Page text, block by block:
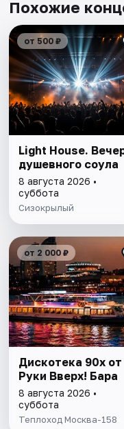
Похожие
от 500 ₽
Light House.
душевного соула
8 августа 2026 •
суббота
Сизокрылый
от 2 000 ₽
Дискотека 90х от
Руки Вверх! Бара
8 августа 2026 •
суббота
Теплоход Москва-158